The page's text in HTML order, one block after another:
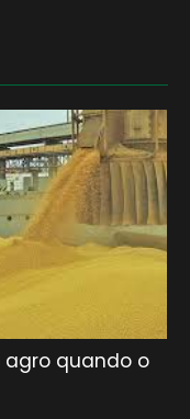
agro quando o